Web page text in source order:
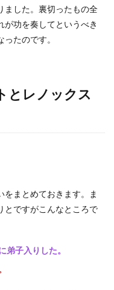
ました。裏切ったもの全
が功を奏してというべき
たのです。
とレノックス
をまとめておきます。ま
とですがこんなところで
弟子入りした。